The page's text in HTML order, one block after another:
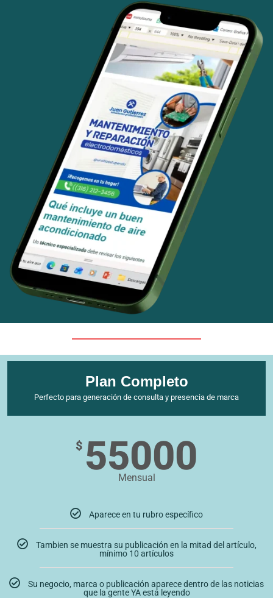
Plan Completo
Perfecto para generación de consulta y presencia de marca
$ 55000
Mensual
Aparece en tu rubro específico
Tambien se muestra su publicación en la mitad del artículo,
mínimo 10 artículos
Su negocio, marca o publicación aparece dentro de las noticias
que la gente YA está leyendo